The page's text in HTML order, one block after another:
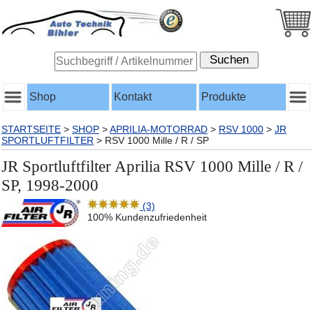
Shop Kontakt Produkte
STARTSEITE > SHOP >APRILIA-MOTORRAD > RSV 1000 > JR
SPORTLUFTFILTER > RSV 1000 Mille / R / SP
JR Sportluftfilter Aprilia RSV 1000 Mille / R /
SP, 1998-2000
(3)
100% Kundenzufriedenheit